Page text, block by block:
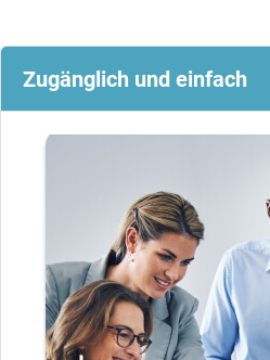
Zugänglich und einfach